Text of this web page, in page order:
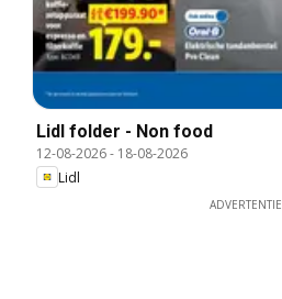
Lidl folder - Non food
12-08-2026- 18-08-2026
Lidl
ADVERTENTIE